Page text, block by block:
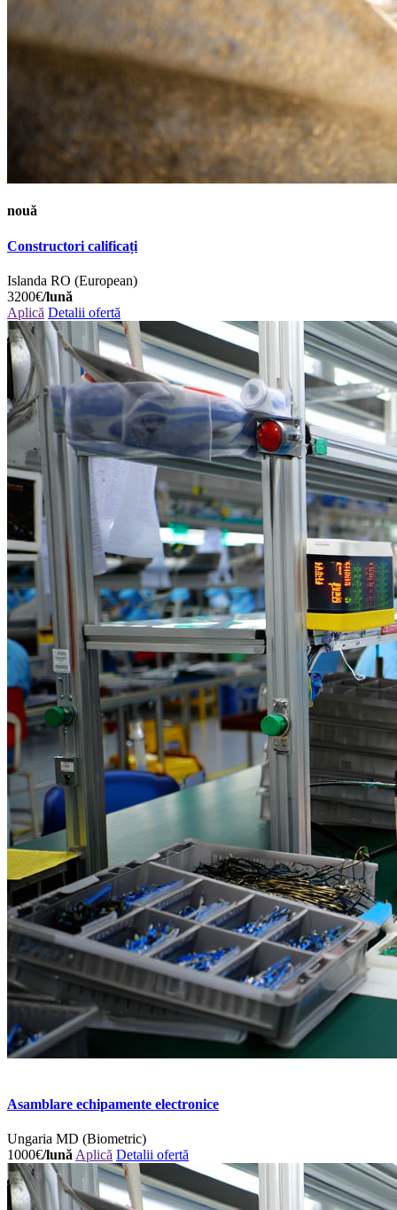
nouă
Constructori calificați
Islanda RO (European)
3200€/lună
Aplică Detalii ofertă
Asamblare echipamente electronice
Ungaria MD (Biometric)
1000€/lunăAplică Detalii ofertă